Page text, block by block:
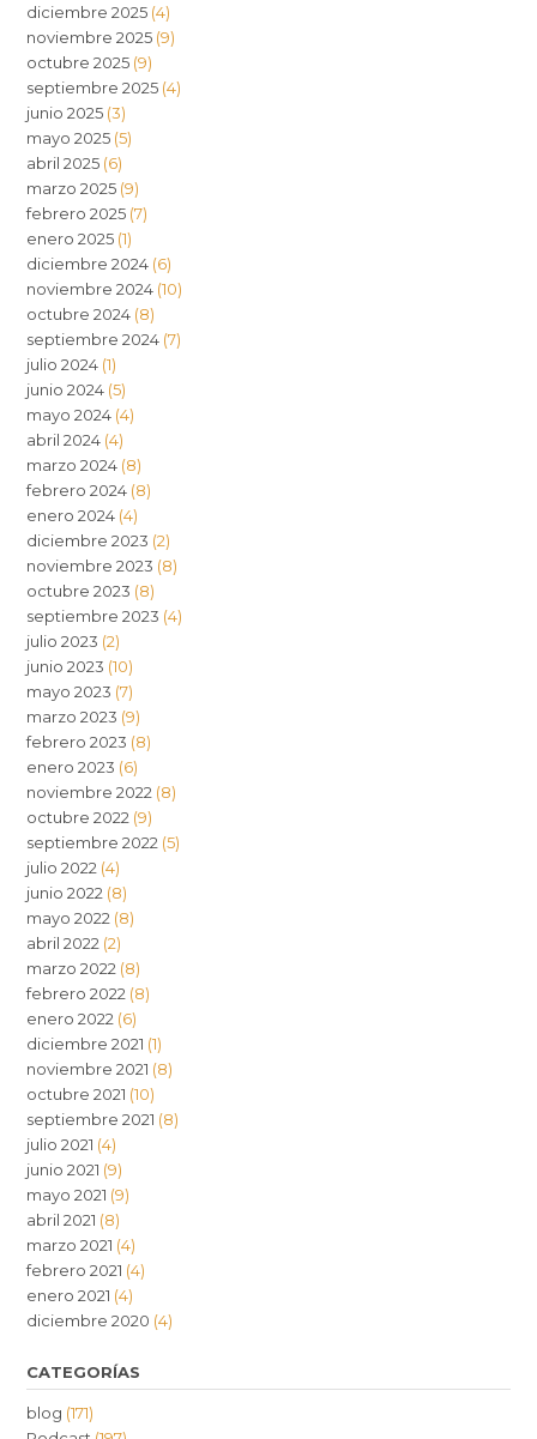
diciembre 2025 (4)
noviembre 2025 (9)
octubre 2025 (9)
septiembre 2025 (4)
junio 2025 (3)
mayo 2025 (5)
abril 2025 (6)
marzo 2025 (9)
febrero 2025 (7)
enero 2025 (1)
diciembre 2024 (6)
noviembre 2024 (10)
octubre 2024 (8)
septiembre 2024 (7)
julio 2024 (1)
junio 2024 (5)
mayo 2024 (4)
abril 2024 (4)
marzo 2024 (8)
febrero 2024 (8)
enero 2024 (4)
diciembre 2023 (2)
noviembre 2023 (8)
octubre 2023 (8)
septiembre 2023 (4)
julio 2023 (2)
junio 2023 (10)
mayo 2023 (7)
marzo 2023 (9)
febrero 2023 (8)
enero 2023 (6)
noviembre 2022 (8)
octubre 2022 (9)
septiembre 2022 (5)
julio 2022 (4)
junio 2022 (8)
mayo 2022 (8)
abril 2022 (2)
marzo 2022 (8)
febrero 2022 (8)
enero 2022 (6)
diciembre 2021 (1)
noviembre 2021 (8)
octubre 2021 (10)
septiembre 2021 (8)
julio 2021 (4)
junio 2021 (9)
mayo 2021 (9)
abril 2021 (8)
marzo 2021 (4)
febrero 2021 (4)
enero 2021 (4)
diciembre 2020 (4)
CATEGORÍAS
blog (171)